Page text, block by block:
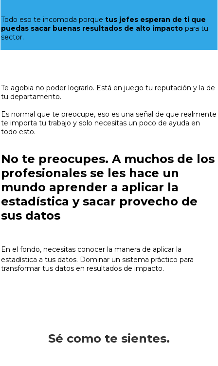
Todo eso te incomoda porque tus jefes esperan de ti que
puedas sacar buenas resultados de alto impacto para tu
sector.
Te agobia no poder lograrlo. Está en juego tu reputación y la de
tu departamento.
Es normal que te preocupe, eso es una señal de que realmente
te importa tu trabajo y solo necesitas un poco de ayuda en
todo esto.
No te preocupes. A muchos de los
profesionales se les hace un
mundo aprender a aplicar la
estadística y sacar provecho de
sus datos
En el fondo, necesitas conocer la manera de aplicar la
estadística a tus datos. Dominar un sistema práctico para
transformar tus datos en resultados de impacto.
Sé como te sientes.